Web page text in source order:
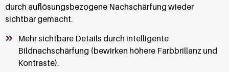
durch auflösungsbezogene Nachschärfung wieder
sichtbar gemacht.
Mehr sichtbare Details durch intelligente
Bildnachschärfung (bewirken höhere Farbbrillanz und
Kontraste).